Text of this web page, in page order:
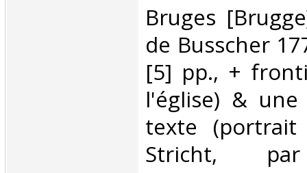
‎Bruges
de Busscher
[5] pp., +
l'église) &
texte
Stricht, par